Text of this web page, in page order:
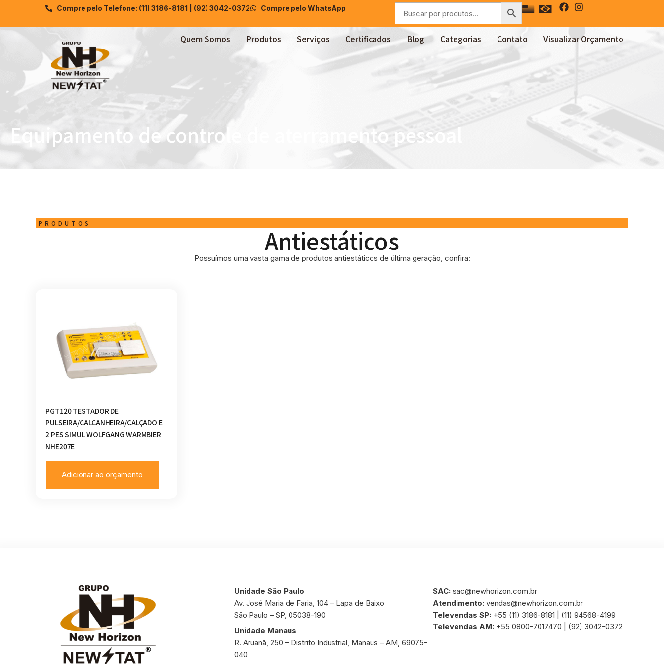
Compre pelo Telefone: (11) 3186-8181 | (92) 3042-0372 Compre pelo WhatsApp
Quem Somos Produtos Serviços Certificados Blog Categorias Contato Visualizar Orçamento
Equipamento de controle de aterramento pessoal
PRODUTOS
Antiestáticos
Possuímos uma vasta gama de produtos antiestáticos de última geração, confira:
PGT120 TESTADOR DE
PULSEIRA/CALCANHEIRA/CALÇADO E
2 PES SIMUL WOLFGANG WARMBIER
NHE207E
Adicionar ao orçamento
Unidade São Paulo
Av. José Maria de Faria, 104 – Lapa de Baixo
São Paulo – SP, 05038-190
Unidade Manaus
R. Aruanã, 250 – Distrito Industrial, Manaus – AM, 69075-
040
SAC: sac@newhorizon.com.br
Atendimento: vendas@newhorizon.com.br
Televendas SP: +55 (11) 3186-8181 | (11) 94568-4199
Televendas AM: +55 0800-7017470 | (92) 3042-0372